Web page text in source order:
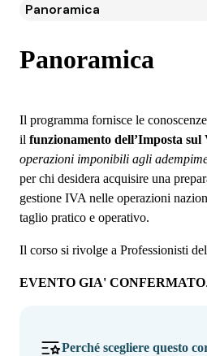
Panoramica
Programma
Docenti
Panoramica
Il programma fornisce le
il funzionamento dell’Imposta
operazioni imponibili agli
per chi desidera acquisire una
gestione IVA nelle operazioni
taglio pratico e operativo.
Il corso si rivolge a Professionisti
EVENTO GIA' CONFERMATO.
Perché scegliere questo